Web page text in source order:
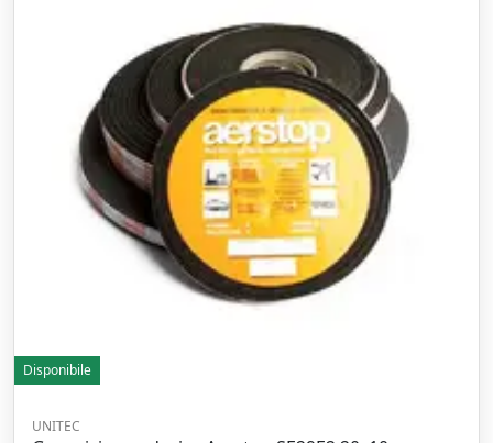
Disponibile
UNITEC